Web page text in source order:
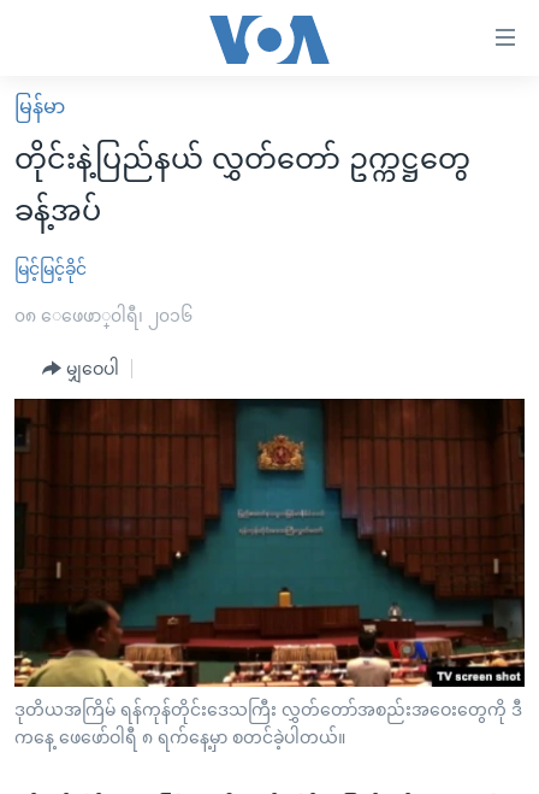
လွယ်ကူ
စေ
သည့်
Link
များ
ပင်မ
ကျော်
ကြည့်
ပင်မ
ညွန်း
စာမျက်နှာ
ကျော်
ကြည့်
ရန်
မူလစာမျက်နှာ
မြန်မာ
ကမ္ဘာ့သတင်းများ
နိုင်ငံတကာ
အစ္စရေး-ပါလက်စတိုင်း
ဗွီဒီယို
သတင်းလွတ်လပ်ခွင့်
အင်္ဂလိပ်စာလေ့လာမယ်
အမေရိကန်သုံးအီဒီယံ
ရုပ်ရှင်ထဲက အင်္ဂလိပ်စာ
သုတပဒေသာ အင်္ဂလိပ်စာ
အပတ်စဉ်ကဏ္ဍများ
ရေဒီယိုနှင့်ရုပ်သံ အချက်အလက်များ
ရေဒီယို/တီဗွီအစီအစဉ်
Learning English
ဗွီအိုအေ လူမှုကွန်ယက်များ
မြန်မာ
တိုင်းနဲ့ပြည်နယ် လွှတ်တော် ဥက္ကဋ္ဌတွေ
ခန့်အပ်
မြင့်မြင့်ခိုင်
၀၈ ေဖေဖာ္၀ါရီ၊ ၂၀၁၆
မျှဝေပါ
ဒုတိယအကြိမ် ရန်ကုန်တိုင်းဒေသကြီး လွှတ်တော်အစည်းအဝေးတွေကို ဒီ
ကနေ့ ဖေဖော်ဝါရီ ၈ ရက်နေ့မှာ စတင်ခဲ့ပါတယ်။